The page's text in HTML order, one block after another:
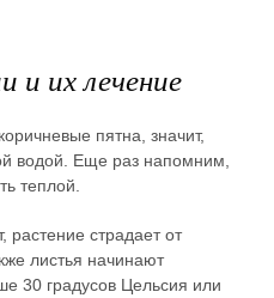
и их лечение
пятна, значит,
водой. Еще раз напомним,
теплой.
растение страдает от
листья начинают
30 градусов Цельсия или